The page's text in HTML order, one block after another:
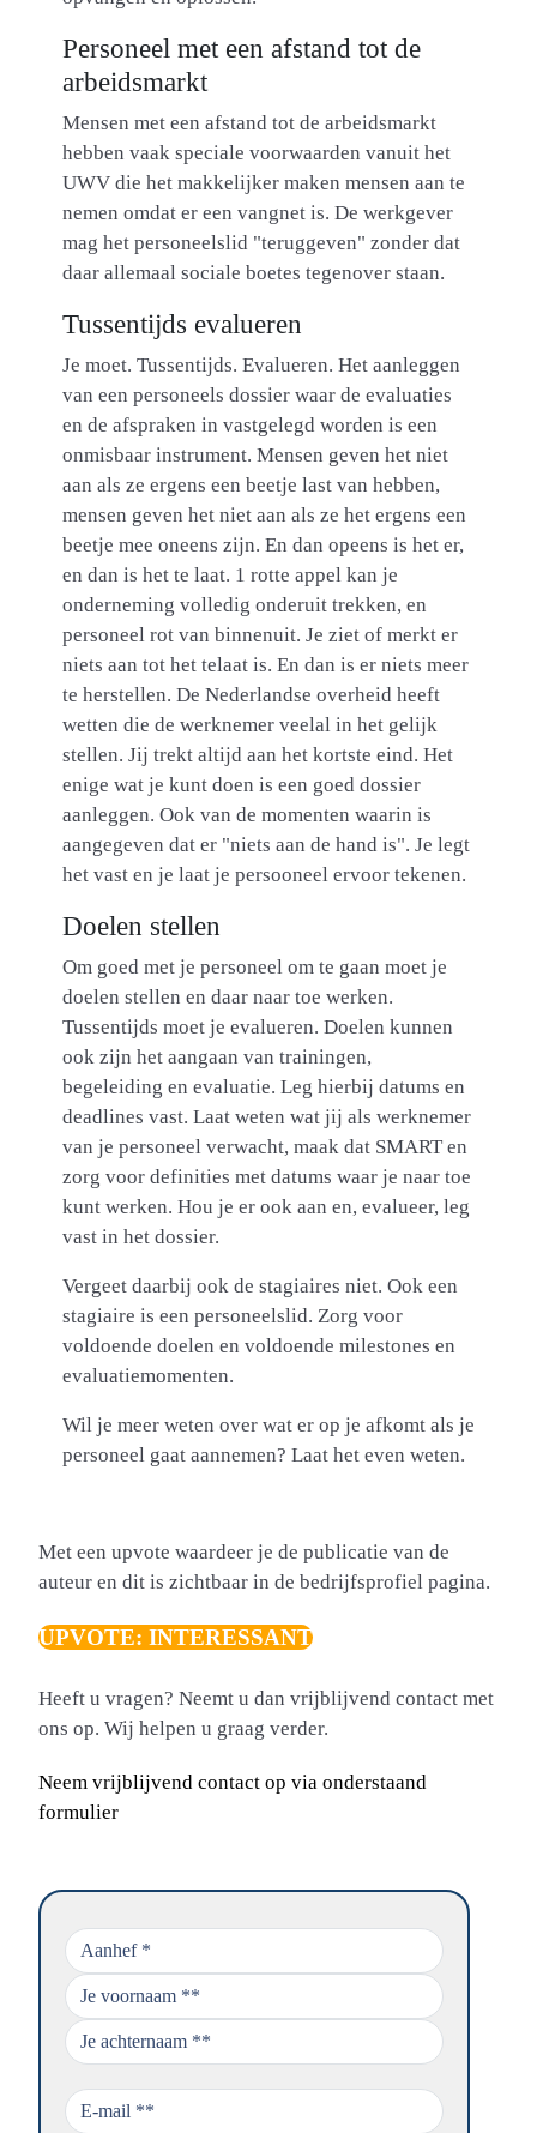
Personeel met een afstand tot de
arbeidsmarkt
Mensen met een afstand tot de arbeidsmarkt
hebben vaak speciale voorwaarden vanuit het
UWV die het makkelijker maken mensen aan te
nemen omdat er een vangnet is. De werkgever
mag het personeelslid "teruggeven" zonder dat
daar allemaal sociale boetes tegenover staan.
Tussentijds evalueren
Je moet. Tussentijds. Evalueren. Het aanleggen
van een personeels dossier waar de evaluaties
en de afspraken in vastgelegd worden is een
onmisbaar instrument. Mensen geven het niet
aan als ze ergens een beetje last van hebben,
mensen geven het niet aan als ze het ergens een
beetje mee oneens zijn. En dan opeens is het er,
en dan is het te laat. 1 rotte appel kan je
onderneming volledig onderuit trekken, en
personeel rot van binnenuit. Je ziet of merkt er
niets aan tot het telaat is. En dan is er niets meer
te herstellen. De Nederlandse overheid heeft
wetten die de werknemer veelal in het gelijk
stellen. Jij trekt altijd aan het kortste eind. Het
enige wat je kunt doen is een goed dossier
aanleggen. Ook van de momenten waarin is
aangegeven dat er "niets aan de hand is". Je legt
het vast en je laat je persooneel ervoor tekenen.
Doelen stellen
Om goed met je personeel om te gaan moet je
doelen stellen en daar naar toe werken.
Tussentijds moet je evalueren. Doelen kunnen
ook zijn het aangaan van trainingen,
begeleiding en evaluatie. Leg hierbij datums en
deadlines vast. Laat weten wat jij als werknemer
van je personeel verwacht, maak dat SMART en
zorg voor definities met datums waar je naar toe
kunt werken. Hou je er ook aan en, evalueer, leg
vast in het dossier.
Vergeet daarbij ook de stagiaires niet. Ook een
stagiaire is een personeelslid. Zorg voor
voldoende doelen en voldoende milestones en
evaluatiemomenten.
Wil je meer weten over wat er op je afkomt als je
personeel gaat aannemen? Laat het even weten.
Met een upvote waardeer je de publicatie van de
auteur en dit is zichtbaar in de bedrijfsprofiel pagina.
UPVOTE: INTERESSANT
Heeft u vragen? Neemt u dan vrijblijvend contact met
ons op. Wij helpen u graag verder.
Neem vrijblijvend contact op via onderstaand
formulier